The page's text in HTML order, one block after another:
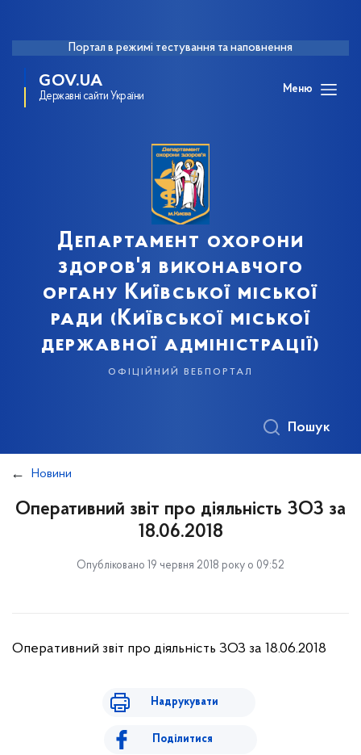
Портал в режимі тестування та наповнення
GOV.UA
Державні сайти України
Меню
Департамент охорони
здоров'я виконавчого
органу Київської міської
ради (Київської міської
державної адміністрації)
офіційний вебпортал
Пошук
Новини
Оперативний звіт про діяльність ЗОЗ за
18.06.2018
Опубліковано 19 червня 2018 року о 09:52
Оперативний звіт про діяльність ЗОЗ за 18.06.2018
Надрукувати
Поділитися